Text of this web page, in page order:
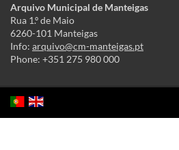
Arquivo Municipal de Manteigas
Rua 1.º de Maio
6260-101 Manteigas
Info: arquivo@cm-manteigas.pt
Phone: +351 275 980 000